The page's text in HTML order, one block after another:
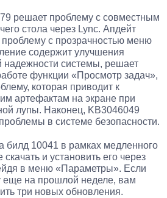
решает проблему с совместным
стола через Lync. Апдейт
проблему с прозрачностью меню
содержит улучшения
надежности системы, решает
функции «Просмотр задач»,
которая приводит к
артефактам на экране при
лупы. Наконец, KB3046049
в системе безопасности.
билд 10041 в рамках медленного
скачать и установить его через
в меню «Параметры». Если
еще на прошлой неделе, вам
три новых обновления.